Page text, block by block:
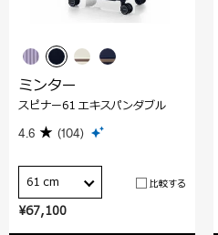
¥67,100
ミンター
スピナー61 エキスパンダブル
4.6 (104)
61 cm 比較する